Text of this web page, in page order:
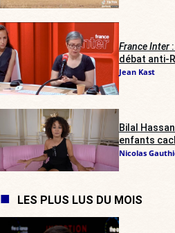
France Inter:
débat anti-
Jean Kast
Bilal
enfants
Nicolas
LES PLUS LUS DU MOIS